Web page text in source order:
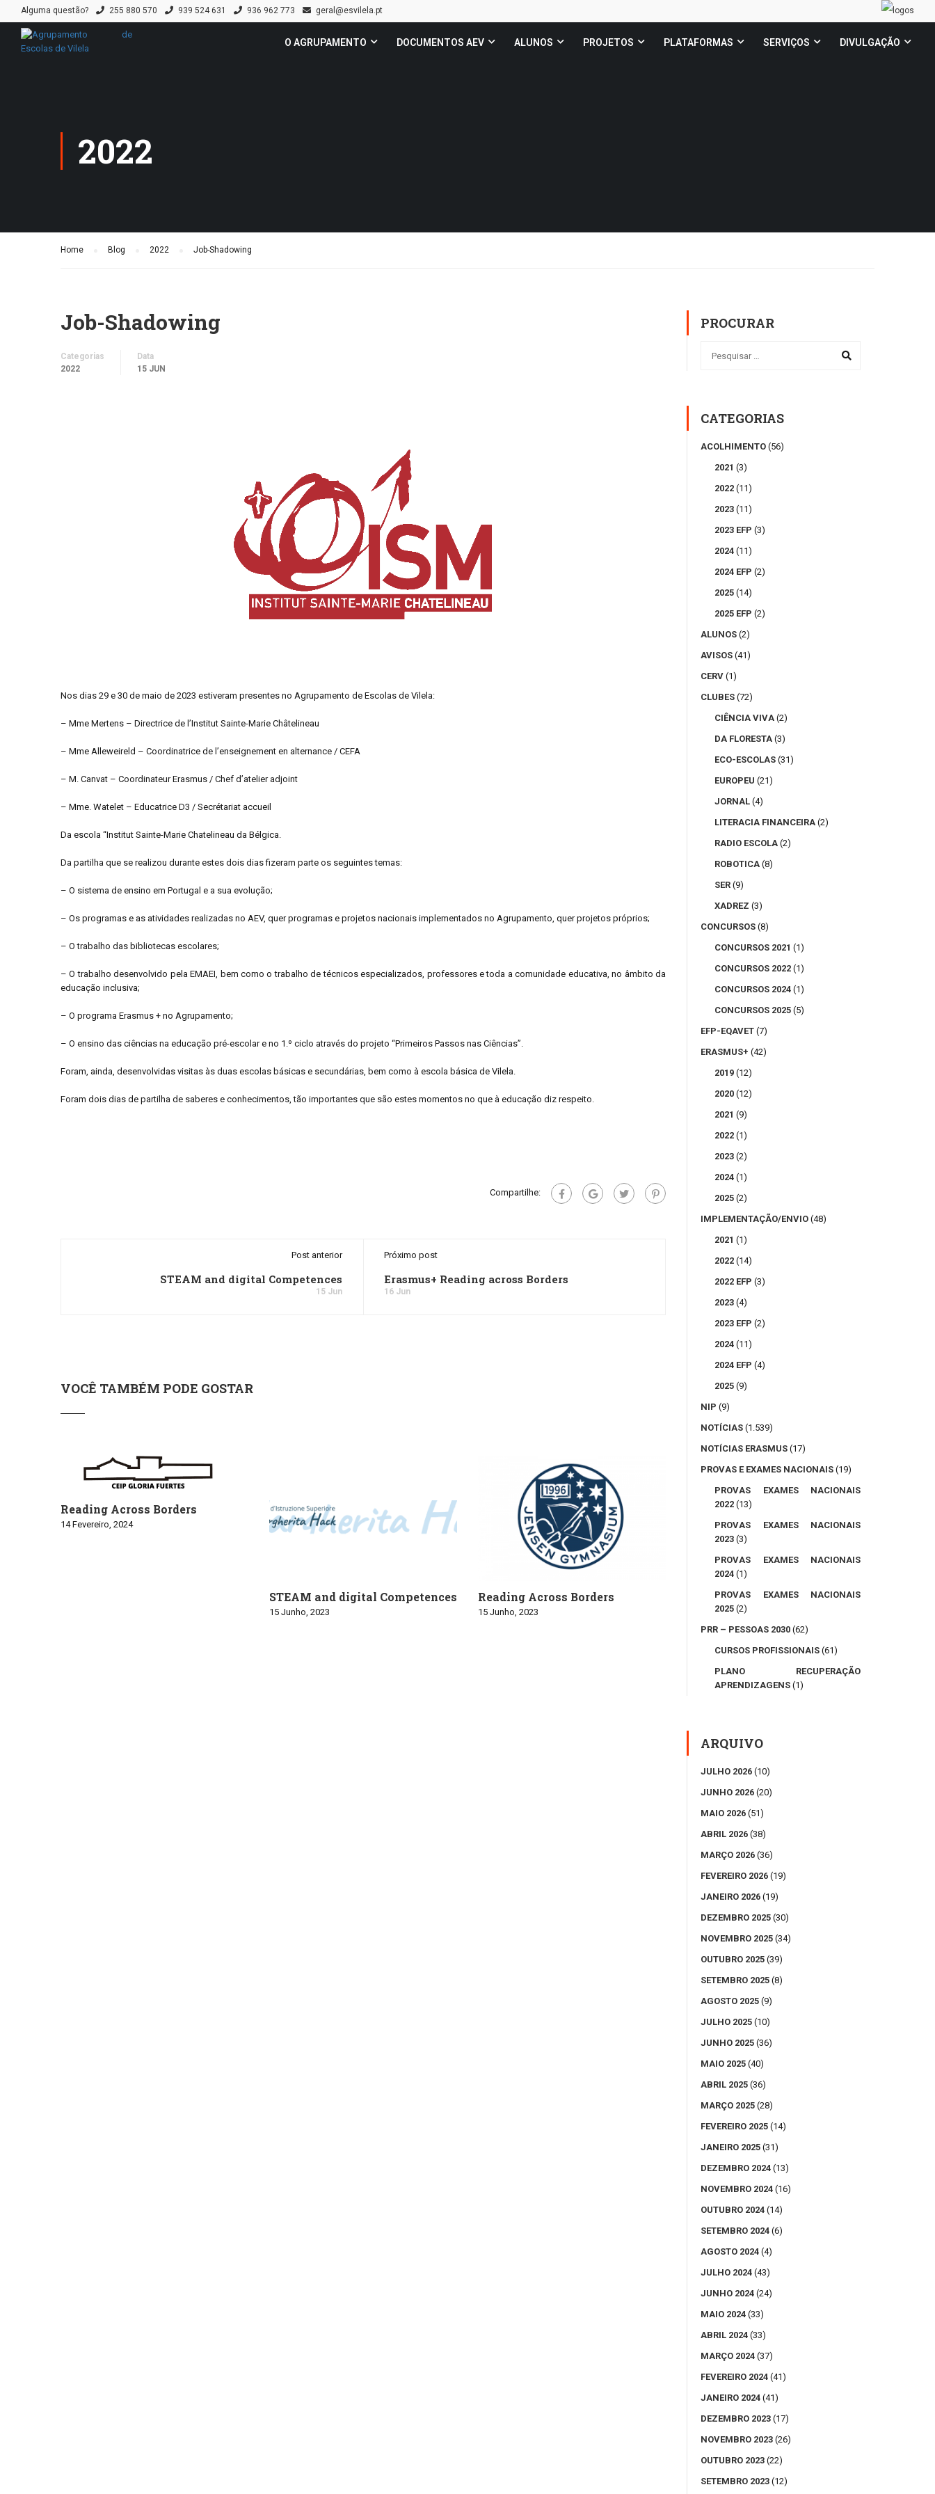
Alguma questão? 255 880 570 939 524 631 936 962 773 geral@esvilela.pt
O AGRUPAMENTO DOCUMENTOS AEV ALUNOS PROJETOS PLATAFORMAS SERVIÇOS DIVULGAÇÃO
2022
Home Blog 2022 Job-Shadowing
Job-Shadowing
Categorias
2022
Data
15 JUN
Nos dias 29 e 30 de maio de 2023 estiveram presentes no Agrupamento de Escolas de Vilela:
– Mme Mertens – Directrice de l’Institut Sainte-Marie Châtelineau
– Mme Alleweireld – Coordinatrice de l’enseignement en alternance / CEFA
– M. Canvat – Coordinateur Erasmus / Chef d’atelier adjoint
– Mme. Watelet – Educatrice D3 / Secrétariat accueil
Da escola “Institut Sainte-Marie Chatelineau da Bélgica.
Da partilha que se realizou durante estes dois dias fizeram parte os seguintes temas:
– O sistema de ensino em Portugal e a sua evolução;
– Os programas e as atividades realizadas no AEV, quer programas e projetos nacionais implementados no Agrupamento, quer projetos próprios;
– O trabalho das bibliotecas escolares;
– O trabalho desenvolvido pela EMAEI, bem como o trabalho de técnicos especializados, professores e toda a comunidade educativa, no âmbito da
educação inclusiva;
– O programa Erasmus + no Agrupamento;
– O ensino das ciências na educação pré-escolar e no 1.º ciclo através do projeto “Primeiros Passos nas Ciências”.
Foram, ainda, desenvolvidas visitas às duas escolas básicas e secundárias, bem como à escola básica de Vilela.
Foram dois dias de partilha de saberes e conhecimentos, tão importantes que são estes momentos no que à educação diz respeito.
Compartilhe:
Post anterior
STEAM and digital Competences
15 Jun
Próximo post
Erasmus+ Reading across Borders
16 Jun
VOCÊ TAMBÉM PODE GOSTAR
Reading Across Borders
14 Fevereiro, 2024
STEAM and digital Competences
15 Junho, 2023
Reading Across Borders
15 Junho, 2023
PROCURAR
CATEGORIAS
ACOLHIMENTO (56)
2021 (3)
2022 (11)
2023 (11)
2023 EFP (3)
2024 (11)
2024 EFP (2)
2025 (14)
2025 EFP (2)
ALUNOS (2)
AVISOS (41)
CERV (1)
CLUBES (72)
CIÊNCIA VIVA (2)
DA FLORESTA (3)
ECO-ESCOLAS (31)
EUROPEU (21)
JORNAL (4)
LITERACIA FINANCEIRA (2)
RADIO ESCOLA (2)
ROBOTICA (8)
SER (9)
XADREZ (3)
CONCURSOS (8)
CONCURSOS 2021 (1)
CONCURSOS 2022 (1)
CONCURSOS 2024 (1)
CONCURSOS 2025 (5)
EFP-EQAVET (7)
ERASMUS+ (42)
2019 (12)
2020 (12)
2021 (9)
2022 (1)
2023 (2)
2024 (1)
2025 (2)
IMPLEMENTAÇÃO/ENVIO (48)
2021 (1)
2022 (14)
2022 EFP (3)
2023 (4)
2023 EFP (2)
2024 (11)
2024 EFP (4)
2025 (9)
NIP (9)
NOTÍCIAS (1.539)
NOTÍCIAS ERASMUS (17)
PROVAS E EXAMES NACIONAIS (19)
PROVAS EXAMES NACIONAIS
2022 (13)
PROVAS EXAMES NACIONAIS
2023 (3)
PROVAS EXAMES NACIONAIS
2024 (1)
PROVAS EXAMES NACIONAIS
2025 (2)
PRR – PESSOAS 2030 (62)
CURSOS PROFISSIONAIS (61)
PLANO RECUPERAÇÃO
APRENDIZAGENS (1)
ARQUIVO
JULHO 2026 (10)
JUNHO 2026 (20)
MAIO 2026 (51)
ABRIL 2026 (38)
MARÇO 2026 (36)
FEVEREIRO 2026 (19)
JANEIRO 2026 (19)
DEZEMBRO 2025 (30)
NOVEMBRO 2025 (34)
OUTUBRO 2025 (39)
SETEMBRO 2025 (8)
AGOSTO 2025 (9)
JULHO 2025 (10)
JUNHO 2025 (36)
MAIO 2025 (40)
ABRIL 2025 (36)
MARÇO 2025 (28)
FEVEREIRO 2025 (14)
JANEIRO 2025 (31)
DEZEMBRO 2024 (13)
NOVEMBRO 2024 (16)
OUTUBRO 2024 (14)
SETEMBRO 2024 (6)
AGOSTO 2024 (4)
JULHO 2024 (43)
JUNHO 2024 (24)
MAIO 2024 (33)
ABRIL 2024 (33)
MARÇO 2024 (37)
FEVEREIRO 2024 (41)
JANEIRO 2024 (41)
DEZEMBRO 2023 (17)
NOVEMBRO 2023 (26)
OUTUBRO 2023 (22)
SETEMBRO 2023 (12)